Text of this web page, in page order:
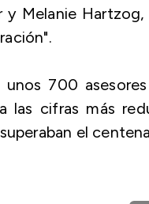
y Melanie
700
las cifras más
el